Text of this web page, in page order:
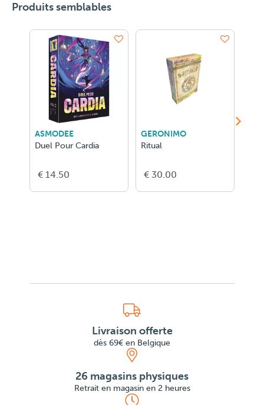
Produits semblables
ASMODEE
Duel Pour Cardia
€ 14.50
GERONIMO
Ritual
€ 30.00
Livraison offerte
dès 69€ en Belgique
26 magasins physiques
Retrait en magasin en 2 heures